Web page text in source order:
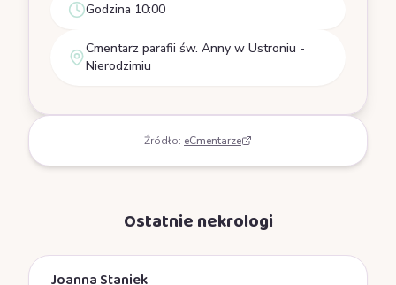
Godzina 10:00
Cmentarz parafii św. Anny w Ustroniu -
Nierodzimiu
Źródło: eCmentarze
Ostatnie nekrologi
Joanna Staniek